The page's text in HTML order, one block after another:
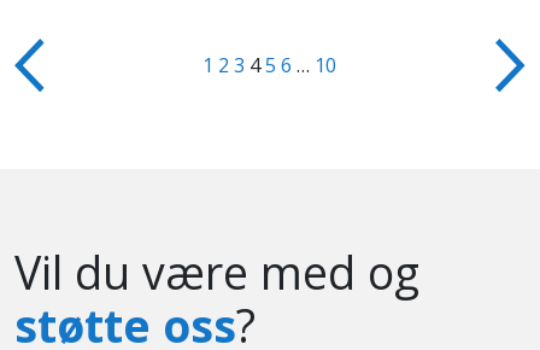
1 2 3 45 6 … 10
Vil du være med og
støtte oss?